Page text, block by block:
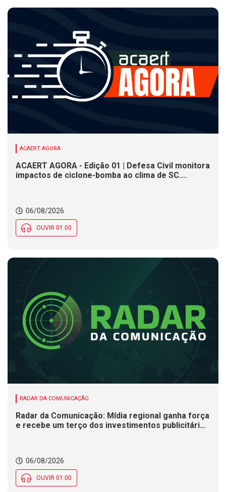
ACAERT AGORA
ACAERT AGORA - Edição 01 | Defesa Civil monitora
impactos de ciclone-bomba ao clima de SC.
seletivo nesta quinta (6)
06/08/2026
OUVIR 01:00
RADAR DA COMUNICAÇÃO
Radar da Comunicação: Mídia regional ganha força
e recebe um terço dos investimentos publicitários
06/08/2026
OUVIR 01:00